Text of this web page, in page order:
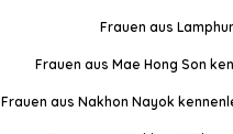
Frauen aus
Frauen aus Mae Hong Son
Frauen aus Nakhon Nayok